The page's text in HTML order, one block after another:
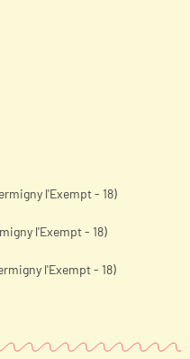
l'Exempt - 18)
l'Exempt - 18)
l'Exempt - 18)